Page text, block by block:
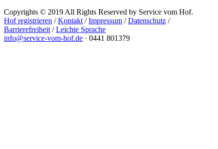
Copyrights © 2019 All Rights Reserved by Service vom Hof.
Hof registrieren /Kontakt /Impressum /Datenschutz /
Barrierefreiheit /Leichte Sprache
info@service-vom-hof.de · 0441 801379